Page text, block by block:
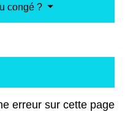
congé ?
erreur sur cette page